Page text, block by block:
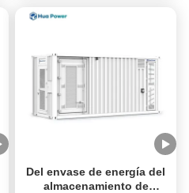
Del envase de energía del
almacenamiento de